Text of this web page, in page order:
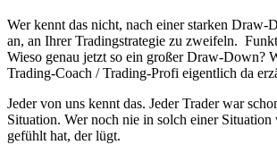
Wer kennt das nicht, nach einer starken Draw-
an, an Ihrer Tradingstrategie zu zweifeln.
Wieso genau jetzt so ein großer Draw-Down?
Trading-Coach / Trading-Profi eigentlich da
Jeder von uns kennt das. Jeder Trader war
Situation. Wer noch nie in solch einer Situation
gefühlt hat, der lügt.